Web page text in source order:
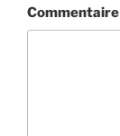
Commentaire